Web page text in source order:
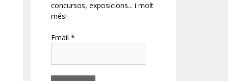
concursos, exposicions... i molt
més!
Email *